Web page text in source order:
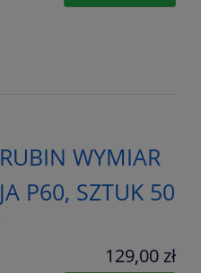
WYMIAR
P60, SZTUK 50
129,00 zł